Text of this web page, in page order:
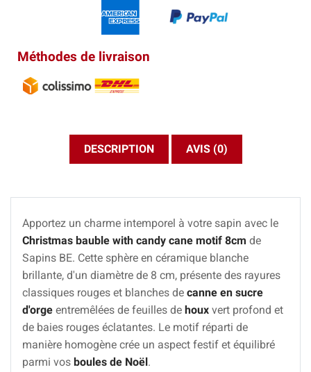
Méthodes de livraison
DESCRIPTION AVIS (0)
Apportez un charme intemporel à votre sapin avec le
Christmas bauble with candy cane motif 8cm de
Sapins BE. Cette sphère en céramique blanche
brillante, d'un diamètre de 8 cm, présente des rayures
classiques rouges et blanches de canne en sucre
d'orge entremêlées de feuilles de houx vert profond et
de baies rouges éclatantes. Le motif réparti de
manière homogène crée un aspect festif et équilibré
parmi vos boules de Noël.